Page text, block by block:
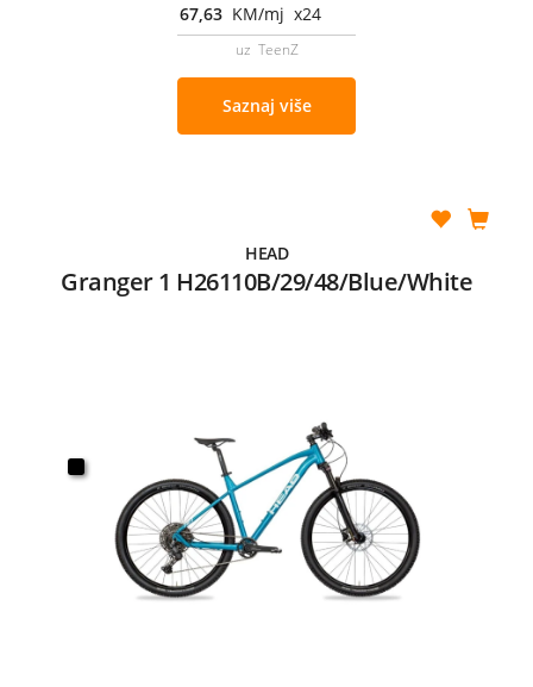
67,63 KM/mj x24
uz TeenZ
Saznaj više
HEAD
Granger 1 H26110B/29/48/Blue/White